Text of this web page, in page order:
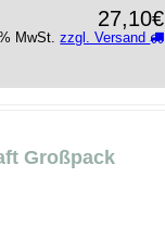
27,10€
MwSt.zzgl. Versand
Großpack